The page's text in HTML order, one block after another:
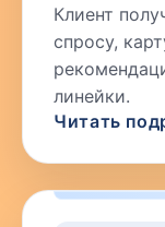
Клиент
спросу,
линейки.
Читать